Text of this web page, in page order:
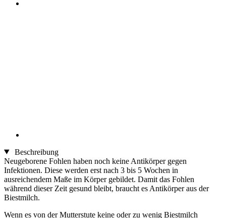
Beschreibung
Neugeborene Fohlen haben noch keine Antikörper gegen
Infektionen. Diese werden erst nach 3 bis 5 Wochen in
ausreichendem Maße im Körper gebildet. Damit das Fohlen
während dieser Zeit gesund bleibt, braucht es Antikörper aus der
Biestmilch.
Wenn es von der Mutterstute keine oder zu wenig Biestmilch